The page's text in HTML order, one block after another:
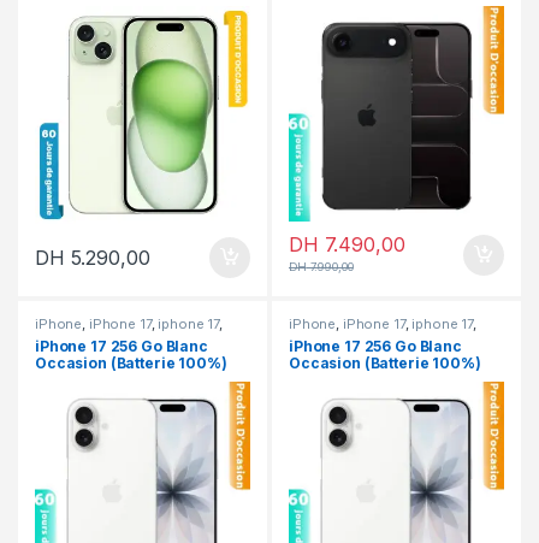
DH 5.290,00
DH 7.490,00
DH7.990,00
iPhone, iPhone 17, iphone 17,
iPhone occasion
iPhone 17 256 Go Blanc
Occasion (Batterie 100%)
iPhone, iPhone 17, iphone 17,
iPhone occasion
iPhone 17 256 Go Blanc
Occasion (Batterie 100%)